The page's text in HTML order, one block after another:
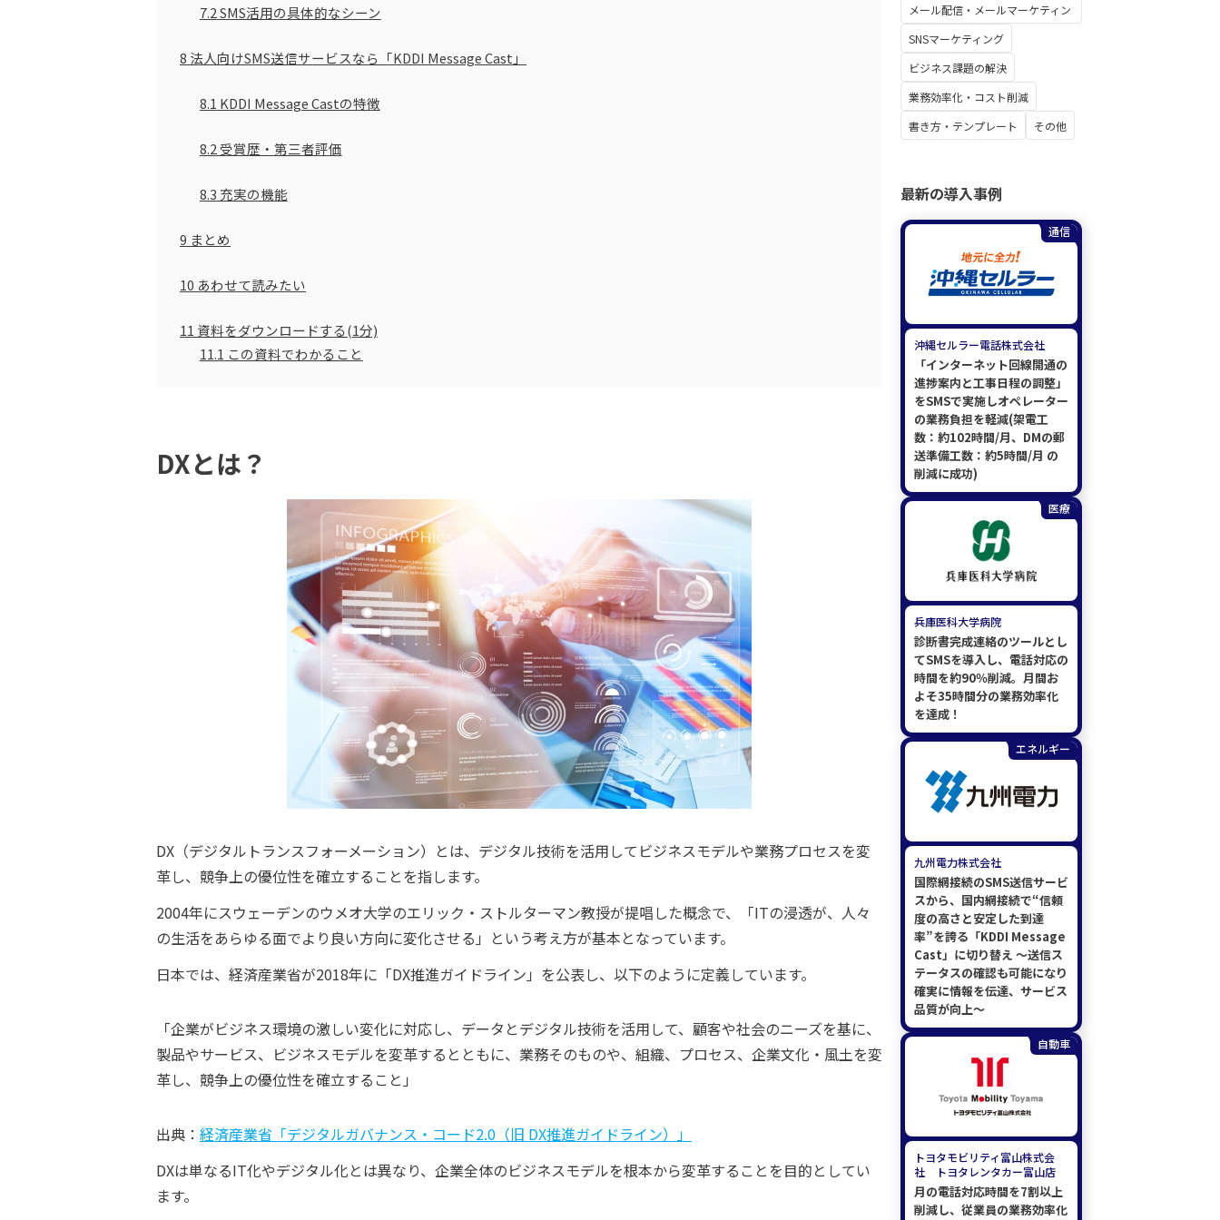
7.2SMS活用の具体的なシーン
8 法人向けSMS送信サービスなら「KDDI Message Cast」
8.1 KDDI Message Castの特徴
8.2 受賞歴・第三者評価
8.3 充実の機能
9 まとめ
10 あわせて読みたい
11 資料をダウンロードする(1分)
11.1 この資料でわかること
DXとは？
DX（デジタルトランスフォーメーション）とは、デジタル技術を活用してビジネスモデルや業務プロセスを変
革し、競争上の優位性を確立することを指します。
2004年にスウェーデンのウメオ大学のエリック・ストルターマン教授が提唱した概念で、「ITの浸透が、人々
の生活をあらゆる面でより良い方向に変化させる」という考え方が基本となっています。
日本では、経済産業省が2018年に「DX推進ガイドライン」を公表し、以下のように定義しています。
「企業がビジネス環境の激しい変化に対応し、データとデジタル技術を活用して、顧客や社会のニーズを基に、
製品やサービス、ビジネスモデルを変革するとともに、業務そのものや、組織、プロセス、企業文化・風土を変
革し、競争上の優位性を確立すること」
出典： 経済産業省「デジタルガバナンス・コード2.0（旧 DX推進ガイドライン）」
DXは単なるIT化やデジタル化とは異なり、企業全体のビジネスモデルを根本から変革することを目的としてい
ます。
メール配信・メールマーケティン
グ
SNSマーケティング
ビジネス課題の解決
業務効率化・コスト削減
書き方・テンプレート
その他
最新の導入事例
通信
沖縄セルラー電話株式会社
「インターネット回線開通の
進捗案内と工事日程の調整」
をSMSで実施しオペレーター
の業務負担を軽減(架電工
数：約102時間/月、DMの郵
送準備工数：約5時間/月 の
削減に成功)
医療
兵庫医科大学病院
診断書完成連絡のツールとし
てSMSを導入し、電話対応の
時間を約90％削減。月間お
よそ35時間分の業務効率化
を達成！
エネルギー
九州電力株式会社
国際網接続のSMS送信サービ
スから、国内網接続で“信頼
度の高さと安定した到達
率”を誇る「KDDI Message
Cast」に切り替え ～送信ス
テータスの確認も可能になり
確実に情報を伝達、サービス
品質が向上～
自動車
トヨタモビリティ富山株式会
社 トヨタレンタカー富山店
月の電話対応時間を7割以上
削減し、​従業員の業務効率化